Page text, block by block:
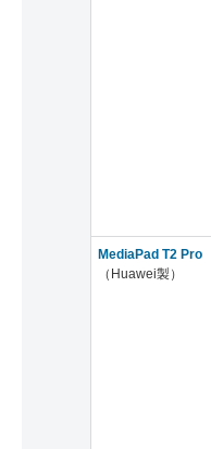
MediaPad T2 Pro
（Huawei製）